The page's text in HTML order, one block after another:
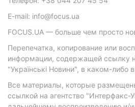
E-mail: info@focus.ua
FOCUS.UA — больше чем просто
Перепечатка, копирование или
информации, содержащей ссылку
"Українські Новини", в каком-либо
Все материалы, которые
ссылкой на агентство "Интерфакс-